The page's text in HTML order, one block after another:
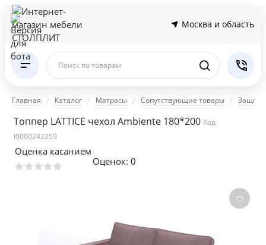
Москва и область
Поиск по товарам
Главная Каталог Матрасы Сопутствующие товары
Топпер LATTICE чехол Ambiente 180*200 Код
I0000242259
Оценка касанием
Оценок: 0